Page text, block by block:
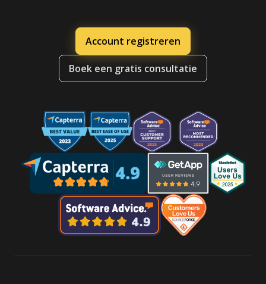
Account registreren
Boek een gratis consultatie